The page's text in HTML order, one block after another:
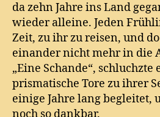
da zehn Jahre ins Land
wieder alleine. Jeden
Zeit, zu ihr zu reisen, und
einander nicht mehr in die
„Eine Schande“, schluchzte
prismatische Tore zu ihrer
einige Jahre lang begleitet,